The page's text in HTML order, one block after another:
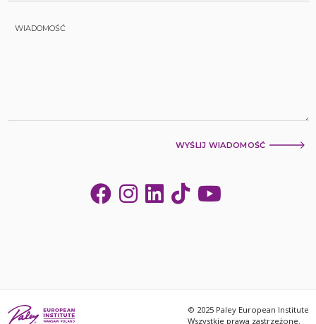
WYŚLIJ WIADOMOŚĆ
© 2025 Paley European Institute
Wszystkie prawa zastrzeżone.